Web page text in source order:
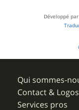
Développé par
Qui sommes-
Contact & Logos
Services pros